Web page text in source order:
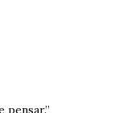
pensar.”